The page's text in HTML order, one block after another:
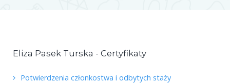
Eliza Pasek Turska - Certyfikaty
Potwierdzenia członkostwa i odbytych staży